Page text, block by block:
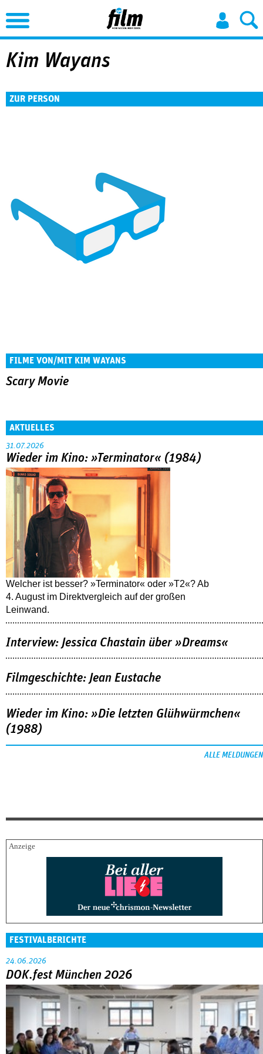
Jump to Navigation
Kim Wayans
ZUR PERSON
FILME VON/MIT KIM WAYANS
Scary Movie
AKTUELLES
31.07.2026
Wieder im Kino: »Terminator« (1984)
Welcher ist besser? »Terminator« oder »T2«? Ab
4. August im Direktvergleich auf der großen
Leinwand.
Interview: Jessica Chastain über »Dreams«
Filmgeschichte: Jean Eustache
Wieder im Kino: »Die letzten Glühwürmchen«
(1988)
ALLE MELDUNGEN
FESTIVALBERICHTE
24.06.2026
DOK.fest München 2026